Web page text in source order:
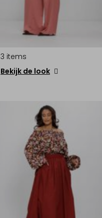
3 items
Bekijk de look